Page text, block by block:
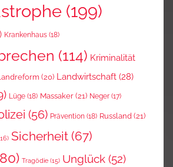
(199)
Krankenhaus (18)
(114) Kriminalität
(20) Landwirtschaft (28)
Lüge (18) Massaker (21) Neger (17)
(56) Prävention (18) Russland (21)
Sicherheit (67)
Tragödie (15) Unglück (52)